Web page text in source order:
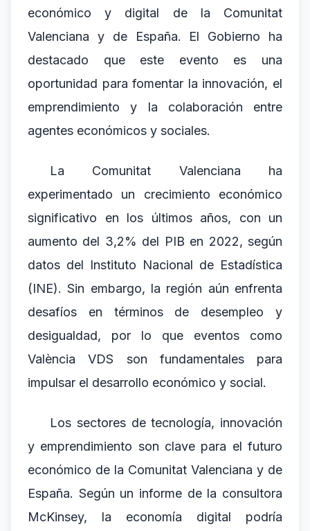
económico y digital de la Comunitat
Valenciana y de España. El Gobierno ha
destacado que este evento es una
oportunidad para fomentar la innovación, el
emprendimiento y la colaboración entre
agentes económicos y sociales.
La Comunitat Valenciana ha
experimentado un crecimiento económico
significativo en los últimos años, con un
aumento del 3,2% del PIB en 2022, según
datos del Instituto Nacional de Estadística
(INE). Sin embargo, la región aún enfrenta
desafíos en términos de desempleo y
desigualdad, por lo que eventos como
València VDS son fundamentales para
impulsar el desarrollo económico y social.
Los sectores de tecnología, innovación
y emprendimiento son clave para el futuro
económico de la Comunitat Valenciana y de
España. Según un informe de la consultora
McKinsey, la economía digital podría